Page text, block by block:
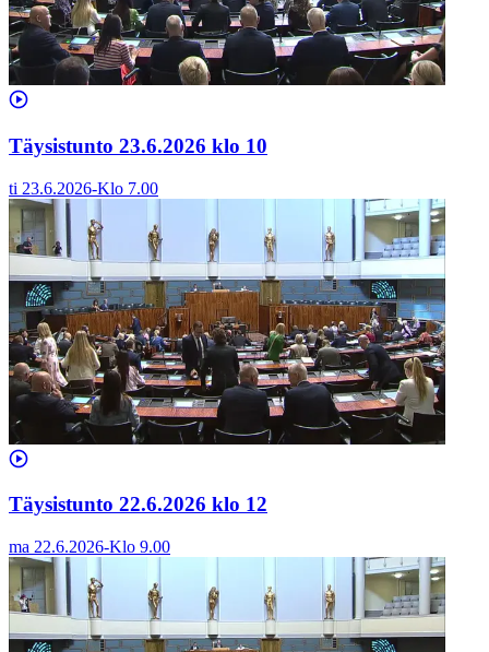
Täysistunto 23.6.2026 klo 10
ti 23.6.2026-Klo 7.00
Täysistunto 22.6.2026 klo 12
ma 22.6.2026-Klo 9.00